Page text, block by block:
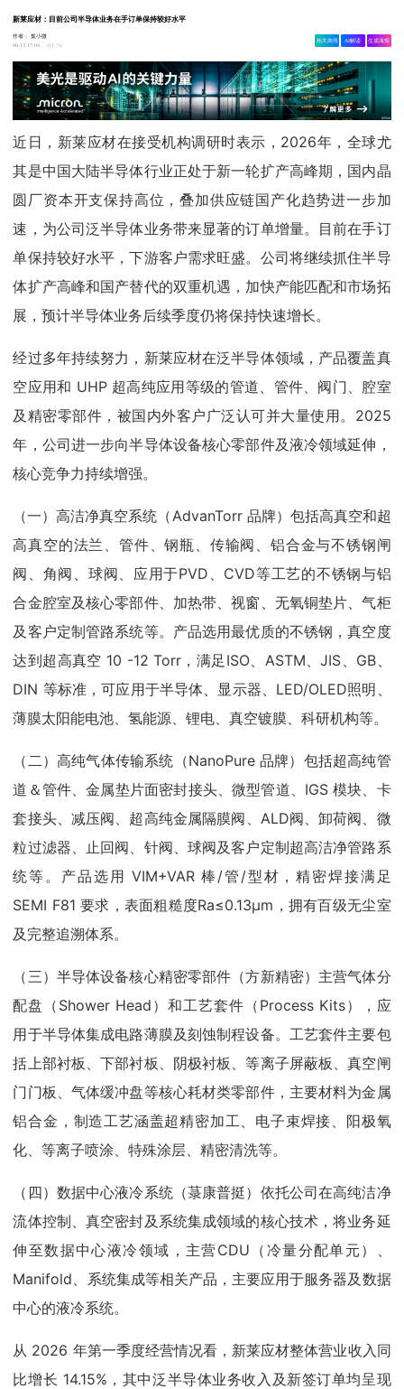
新莱应材：目前公司半导体业务在手订单保持较好水平
作者：集小微
06-13 17:04
1.7w
相关舆情 AI解读 生成海报
近日，新莱应材在接受机构调研时表示，2026年，全球尤
其是中国大陆半导体行业正处于新一轮扩产高峰期，国内晶
圆厂资本开支保持高位，叠加供应链国产化趋势进一步加
速，为公司泛半导体业务带来显著的订单增量。目前在手订
单保持较好水平，下游客户需求旺盛。公司将继续抓住半导
体扩产高峰和国产替代的双重机遇，加快产能匹配和市场拓
展，预计半导体业务后续季度仍将保持快速增长。
经过多年持续努力，新莱应材在泛半导体领域，产品覆盖真
空应用和 UHP 超高纯应用等级的管道、管件、阀门、腔室
及精密零部件，被国内外客户广泛认可并大量使用。2025
年，公司进一步向半导体设备核心零部件及液冷领域延伸，
核心竞争力持续增强。
（一）高洁净真空系统（AdvanTorr 品牌）包括高真空和超
高真空的法兰、管件、钢瓶、传输阀、铝合金与不锈钢闸
阀、角阀、球阀、应用于PVD、CVD等工艺的不锈钢与铝
合金腔室及核心零部件、加热带、视窗、无氧铜垫片、气柜
及客户定制管路系统等。产品选用最优质的不锈钢，真空度
达到超高真空 10 -12 Torr，满足ISO、ASTM、JIS、GB、
DIN 等标准，可应用于半导体、显示器、LED/OLED照明、
薄膜太阳能电池、氢能源、锂电、真空镀膜、科研机构等。
（二）高纯气体传输系统（NanoPure 品牌）包括超高纯管
道＆管件、金属垫片面密封接头、微型管道、IGS 模块、卡
套接头、减压阀、超高纯金属隔膜阀、ALD阀、卸荷阀、微
粒过滤器、止回阀、针阀、球阀及客户定制超高洁净管路系
统等。产品选用 VIM+VAR 棒/管/型材，精密焊接满足
SEMI F81 要求，表面粗糙度Ra≤0.13µm，拥有百级无尘室
及完整追溯体系。
（三）半导体设备核心精密零部件（方新精密）主营气体分
配盘（Shower Head）和工艺套件（Process Kits），应
用于半导体集成电路薄膜及刻蚀制程设备。工艺套件主要包
括上部衬板、下部衬板、阴极衬板、等离子屏蔽板、真空闸
门门板、气体缓冲盘等核心耗材类零部件，主要材料为金属
铝合金，制造工艺涵盖超精密加工、电子束焊接、阳极氧
化、等离子喷涂、特殊涂层、精密清洗等。
（四）数据中心液冷系统（菉康普挺）依托公司在高纯洁净
流体控制、真空密封及系统集成领域的核心技术，将业务延
伸至数据中心液冷领域，主营CDU（冷量分配单元）、
Manifold、系统集成等相关产品，主要应用于服务器及数据
中心的液冷系统。
从 2026 年第一季度经营情况看，新莱应材整体营业收入同
比增长 14.15%，其中泛半导体业务收入及新签订单均呈现